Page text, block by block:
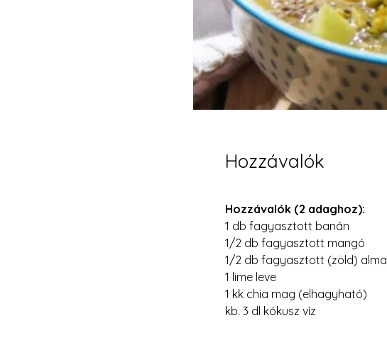
Hozzávalók
Hozzávalók (2 adaghoz):
1 db fagyasztott banán
1/2 db fagyasztott mangó
1/2 db fagyasztott (zöld) alma
1 lime leve
1 kk chia mag (elhagyható)
kb. 3 dl kókusz víz